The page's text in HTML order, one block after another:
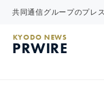
共同通信グループのプレ
KYODO NEWS
PRWIRE